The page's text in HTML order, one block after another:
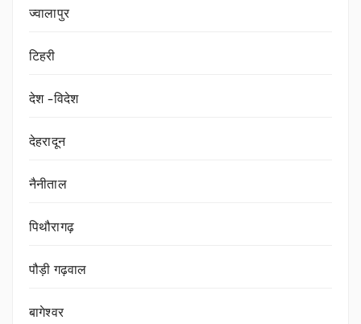
ज्वालापुर
टिहरी
देश -विदेश
देहरादून
नैनीताल
पिथौरागढ़
पौड़ी गढ़वाल
बागेश्वर